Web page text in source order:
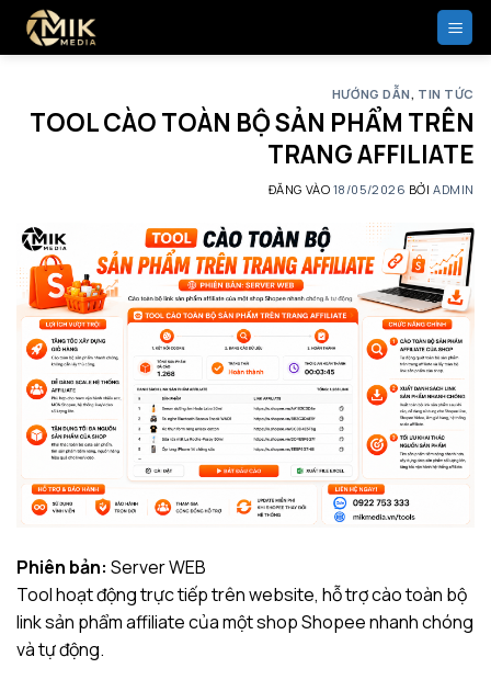
qua
HƯỚNG DẪN, TIN TỨC
TOOL CÀO TOÀN BỘ SẢN PHẨM TRÊN
TRANG AFFILIATE
ĐĂNG VÀO 18/05/2026 BỞIADMIN
Phiên bản: Server WEB
Tool hoạt động trực tiếp trên website, hỗ trợ cào toàn bộ
link sản phẩm affiliate của một shop Shopee nhanh chóng
và tự động.